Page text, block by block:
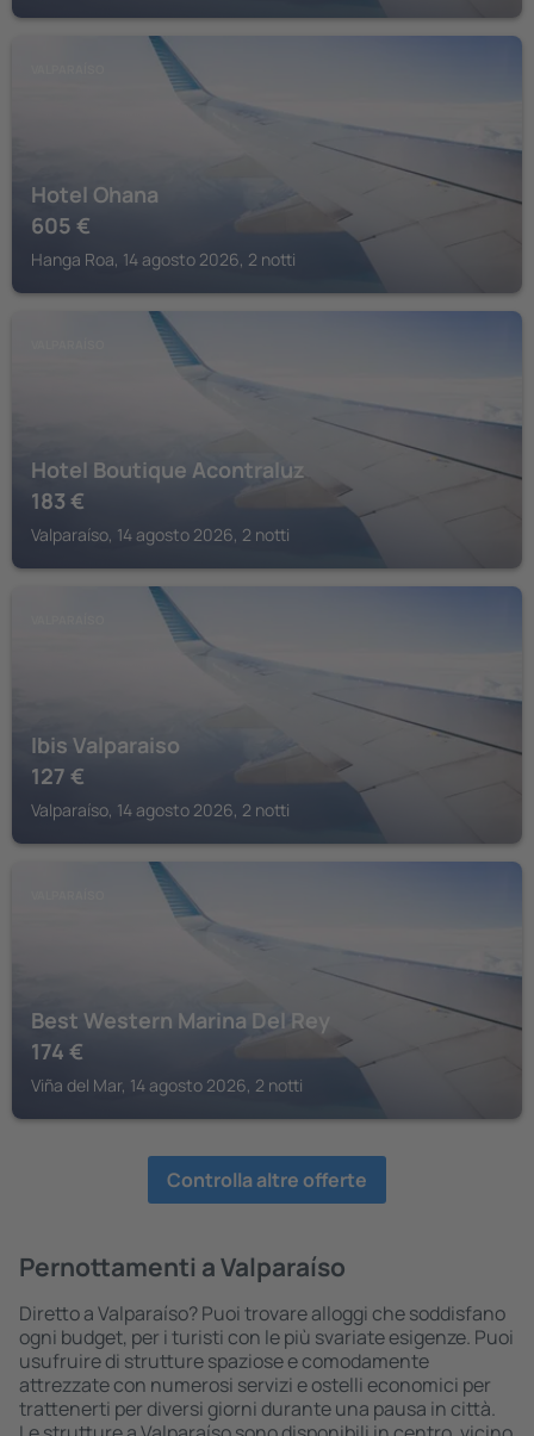
Hotel Ohana
605 €
Hanga Roa, 14 agosto 2026, 2 notti
Hotel Boutique Acontraluz
183 €
Valparaíso, 14 agosto 2026, 2 notti
Ibis Valparaiso
127 €
Valparaíso, 14 agosto 2026, 2 notti
Best Western Marina Del Rey
174 €
Viña del Mar, 14 agosto 2026, 2 notti
Controlla altre offerte
Pernottamenti a Valparaíso
Diretto a Valparaíso? Puoi trovare alloggi che soddisfano
ogni budget, per i turisti con le più svariate esigenze. Puoi
usufruire di strutture spaziose e comodamente
attrezzate con numerosi servizi e ostelli economici per
trattenerti per diversi giorni durante una pausa in città.